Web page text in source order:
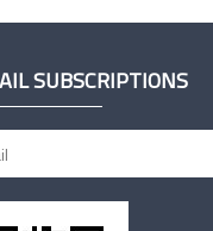
SUBSCRIPTIONS